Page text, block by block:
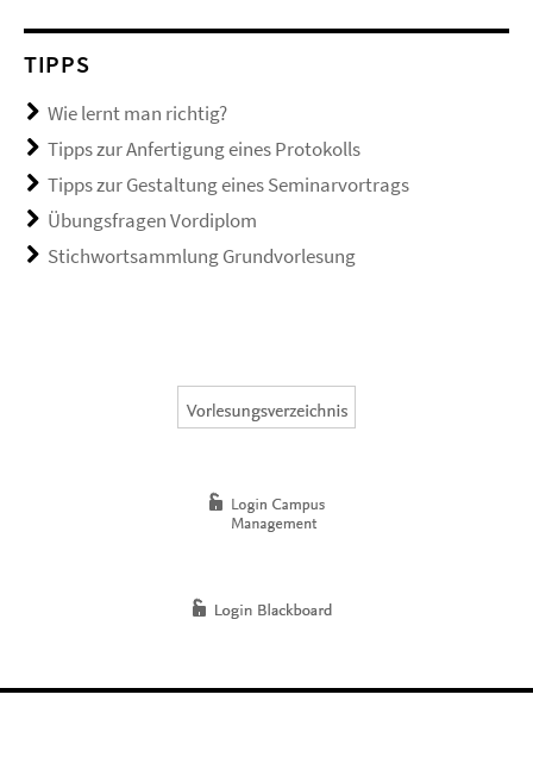
TIPPS
Wie lernt man richtig?
Tipps zur Anfertigung eines Protokolls
Tipps zur Gestaltung eines Seminarvortrags
Übungsfragen Vordiplom
Stichwortsammlung Grundvorlesung